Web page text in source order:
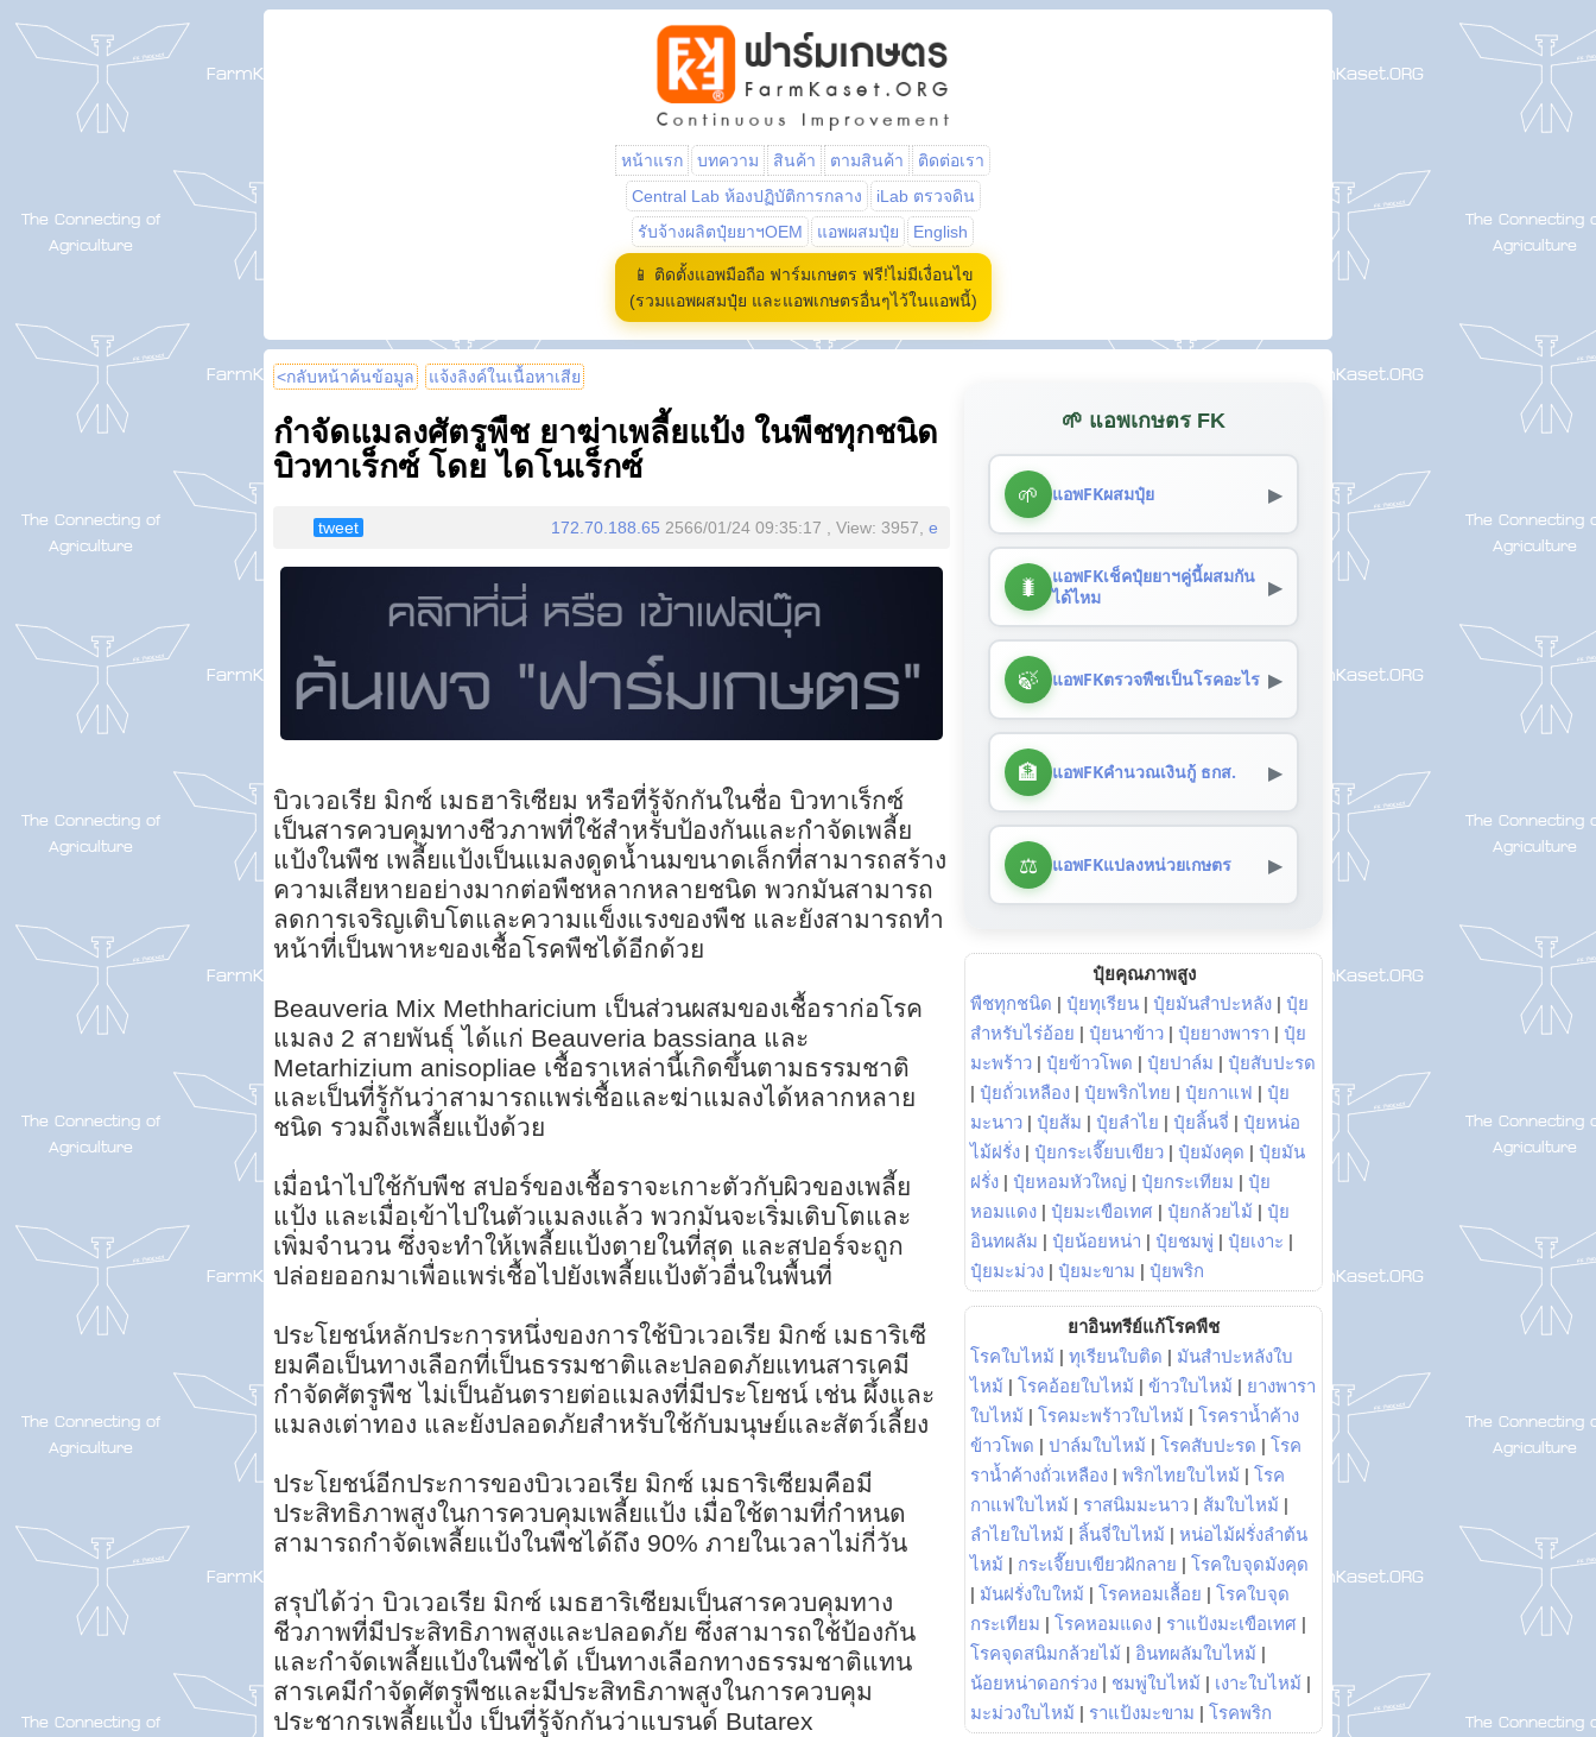
หน้าแรก บทความ สินค้า ตามสินค้า
ติดต่อเรา
Central Lab ห้องปฏิบัติการกลาง
iLab ตรวจดิน
รับจ้างผลิตปุ๋ยยาฯOEM
แอพผสมปุ๋ย English
📱 ติดตั้งแอพมือถือ ฟาร์มเกษตร ฟรี!ไม่มีเงื่อนไข
(รวมแอพผสมปุ๋ย และแอพเกษตรอื่นๆไว้ในแอพนี้)
<กลับหน้าค้นข้อมูล แจ้งลิงค์ในเนื้อหาเสีย
กำจัดแมลงศัตรูพืช ยาฆ่าเพลี้ยแป้ง ในพืชทุกชนิด
บิวทาเร็กซ์ โดย ไดโนเร็กซ์
tweet 172.70.188.65 2566/01/24 09:35:17 , View: 3957, e
บิวเวอเรีย มิกซ์ เมธฮาริเซียม หรือที่รู้จักกันในชื่อ บิวทาเร็กซ์
เป็นสารควบคุมทางชีวภาพที่ใช้สำหรับป้องกันและกำจัดเพลี้ย
แป้งในพืช เพลี้ยแป้งเป็นแมลงดูดน้ำนมขนาดเล็กที่สามารถสร้าง
ความเสียหายอย่างมากต่อพืชหลากหลายชนิด พวกมันสามารถ
ลดการเจริญเติบโตและความแข็งแรงของพืช และยังสามารถทำ
หน้าที่เป็นพาหะของเชื้อโรคพืชได้อีกด้วย
Beauveria Mix Methharicium เป็นส่วนผสมของเชื้อราก่อโรค
แมลง 2 สายพันธุ์ ได้แก่ Beauveria bassiana และ
Metarhizium anisopliae เชื้อราเหล่านี้เกิดขึ้นตามธรรมชาติ
และเป็นที่รู้กันว่าสามารถแพร่เชื้อและฆ่าแมลงได้หลากหลาย
ชนิด รวมถึงเพลี้ยแป้งด้วย
เมื่อนำไปใช้กับพืช สปอร์ของเชื้อราจะเกาะตัวกับผิวของเพลี้ย
แป้ง และเมื่อเข้าไปในตัวแมลงแล้ว พวกมันจะเริ่มเติบโตและ
เพิ่มจำนวน ซึ่งจะทำให้เพลี้ยแป้งตายในที่สุด และสปอร์จะถูก
ปล่อยออกมาเพื่อแพร่เชื้อไปยังเพลี้ยแป้งตัวอื่นในพื้นที่
ประโยชน์หลักประการหนึ่งของการใช้บิวเวอเรีย มิกซ์ เมธาริเซี
ยมคือเป็นทางเลือกที่เป็นธรรมชาติและปลอดภัยแทนสารเคมี
กำจัดศัตรูพืช ไม่เป็นอันตรายต่อแมลงที่มีประโยชน์ เช่น ผึ้งและ
แมลงเต่าทอง และยังปลอดภัยสำหรับใช้กับมนุษย์และสัตว์เลี้ยง
ประโยชน์อีกประการของบิวเวอเรีย มิกซ์ เมธาริเซียมคือมี
ประสิทธิภาพสูงในการควบคุมเพลี้ยแป้ง เมื่อใช้ตามที่กำหนด
สามารถกำจัดเพลี้ยแป้งในพืชได้ถึง 90% ภายในเวลาไม่กี่วัน
สรุปได้ว่า บิวเวอเรีย มิกซ์ เมธฮาริเซียมเป็นสารควบคุมทาง
ชีวภาพที่มีประสิทธิภาพสูงและปลอดภัย ซึ่งสามารถใช้ป้องกัน
และกำจัดเพลี้ยแป้งในพืชได้ เป็นทางเลือกทางธรรมชาติแทน
สารเคมีกำจัดศัตรูพืชและมีประสิทธิภาพสูงในการควบคุม
ประชากรเพลี้ยแป้ง เป็นที่รู้จักกันว่าแบรนด์ Butarex
🌱 แอพเกษตร FK
🌱 แอพFKผสมปุ๋ย ▶
🐛
แอพFKเช็คปุ๋ยยาฯคู่นี้ผสมกัน
ได้ไหม
▶
🍃 แอพFKตรวจพืชเป็นโรคอะไร ▶
🏦 แอพFKคำนวณเงินกู้ ธกส. ▶
⚖️ แอพFKแปลงหน่วยเกษตร ▶
ปุ๋ยคุณภาพสูง
พืชทุกชนิด | ปุ๋ยทุเรียน | ปุ๋ยมันสำปะหลัง | ปุ๋ย
สำหรับไร่อ้อย | ปุ๋ยนาข้าว | ปุ๋ยยางพารา | ปุ๋ย
มะพร้าว | ปุ๋ยข้าวโพด | ปุ๋ยปาล์ม | ปุ๋ยสับปะรด
| ปุ๋ยถั่วเหลือง | ปุ๋ยพริกไทย | ปุ๋ยกาแฟ | ปุ๋ย
มะนาว | ปุ๋ยส้ม | ปุ๋ยลำไย | ปุ๋ยลิ้นจี่ | ปุ๋ยหน่อ
ไม้ฝรั่ง | ปุ๋ยกระเจี๊ยบเขียว | ปุ๋ยมังคุด | ปุ๋ยมัน
ฝรั่ง | ปุ๋ยหอมหัวใหญ่ | ปุ๋ยกระเทียม | ปุ๋ย
หอมแดง | ปุ๋ยมะเขือเทศ | ปุ๋ยกล้วยไม้ | ปุ๋ย
อินทผลัม | ปุ๋ยน้อยหน่า | ปุ๋ยชมพู่ | ปุ๋ยเงาะ |
ปุ๋ยมะม่วง | ปุ๋ยมะขาม | ปุ๋ยพริก
ยาอินทรีย์แก้โรคพืช
โรคใบไหม้ | ทุเรียนใบติด | มันสำปะหลังใบ
ไหม้ | โรคอ้อยใบไหม้ | ข้าวใบไหม้ | ยางพารา
ใบไหม้ | โรคมะพร้าวใบไหม้ | โรคราน้ำค้าง
ข้าวโพด | ปาล์มใบไหม้ | โรคสับปะรด | โรค
ราน้ำค้างถั่วเหลือง | พริกไทยใบไหม้ | โรค
กาแฟใบไหม้ | ราสนิมมะนาว | ส้มใบไหม้ |
ลำไยใบไหม้ | ลิ้นจี่ใบไหม้ | หน่อไม้ฝรั่งลำต้น
ไหม้ | กระเจี๊ยบเขียวฝักลาย | โรคใบจุดมังคุด
| มันฝรั่งใบใหม้ | โรคหอมเลื้อย | โรคใบจุด
กระเทียม | โรคหอมแดง | ราแป้งมะเขือเทศ |
โรคจุดสนิมกล้วยไม้ | อินทผลัมใบไหม้ |
น้อยหน่าดอกร่วง | ชมพู่ใบไหม้ | เงาะใบไหม้ |
มะม่วงใบไหม้ | ราแป้งมะขาม | โรคพริก